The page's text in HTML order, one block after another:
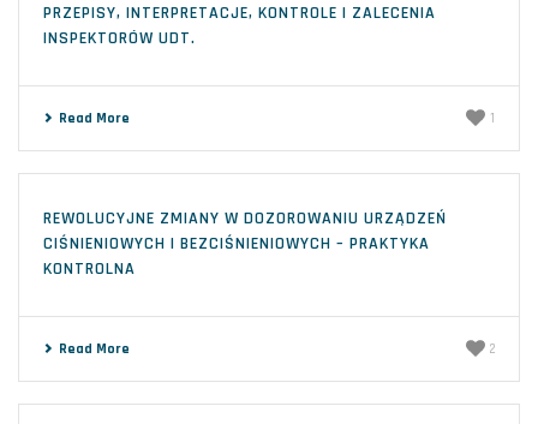
PRZEPISY, INTERPRETACJE, KONTROLE I ZALECENIA
INSPEKTORÓW UDT.
Read More 1
REWOLUCYJNE ZMIANY W DOZOROWANIU URZĄDZEŃ
CIŚNIENIOWYCH I BEZCIŚNIENIOWYCH – PRAKTYKA
KONTROLNA
Read More 2